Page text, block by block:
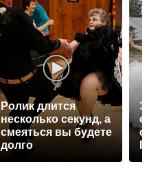
Ролик длится
несколько секунд, а
смеяться вы будете
долго